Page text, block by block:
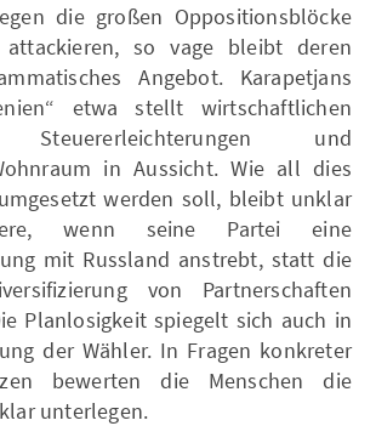
die großen Oppositionsblöcke
attackieren, so vage bleibt deren
Angebot. Karapetjans
etwa stellt wirtschaftlichen
Steuererleichterungen und
in Aussicht. Wie all dies
werden soll, bleibt unklar
wenn seine Partei eine
mit Russland anstrebt, statt die
von Partnerschaften
Planlosigkeit spiegelt sich auch in
der Wähler. In Fragen konkreter
bewerten die Menschen die
unterlegen.